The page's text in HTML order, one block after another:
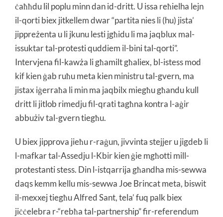
ċaħħdu lil poplu minn dan id-dritt. U issa reħielha lejn
il-qorti biex jitkellem dwar “partita nies li (hu) jista’
jippreżenta u li jkunu lesti jgħidu li ma jaqblux mal-
issuktar tal-protesti quddiem il-bini tal-qorti”.
Intervjena fil-kawża li għamilt għaliex, bl-istess mod
kif kien ġab ruħu meta kien ministru tal-gvern, ma
jistax iġerraħa li min ma jaqbilx miegħu għandu kull
dritt li jitlob rimedju fil-qrati tagħna kontra l-aġir
abbużiv tal-gvern tiegħu.
U biex jipprova jieħu r-raġun, jivvinta stejjer u jigdeb li
l-mafkar tal-Assedju l-Kbir kien ġie mgħotti mill-
protestanti stess. Din l-istqarrija għandha mis-sewwa
daqs kemm kellu mis-sewwa Joe Brincat meta, biswit
il-mexxej tiegħu Alfred Sant, tela’ fuq palk biex
jiċċelebra r-“rebħa tal-partnership” fir-referendum